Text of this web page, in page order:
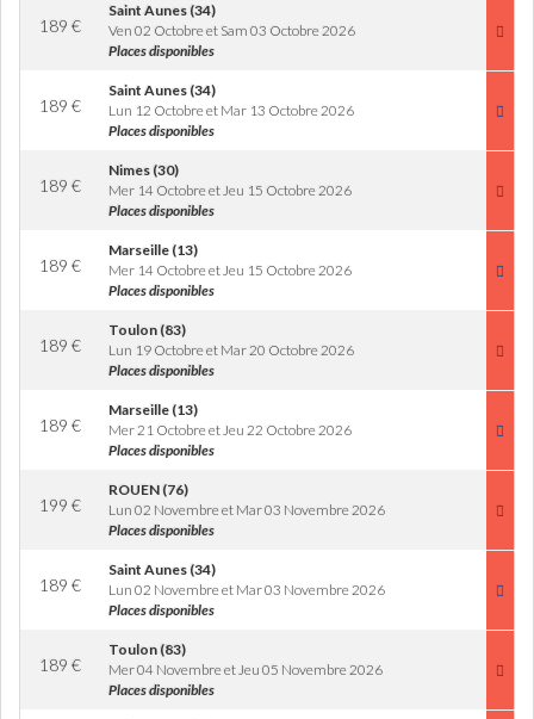
189 €
Saint Aunes (34)
Ven 02 Octobre et Sam 03 Octobre 2026
Places disponibles
189 €
Saint Aunes (34)
Lun 12 Octobre et Mar 13 Octobre 2026
Places disponibles
189 €
Nimes (30)
Mer 14 Octobre et Jeu 15 Octobre 2026
Places disponibles
189 €
Marseille (13)
Mer 14 Octobre et Jeu 15 Octobre 2026
Places disponibles
189 €
Toulon (83)
Lun 19 Octobre et Mar 20 Octobre 2026
Places disponibles
189 €
Marseille (13)
Mer 21 Octobre et Jeu 22 Octobre 2026
Places disponibles
199 €
ROUEN (76)
Lun 02 Novembre et Mar 03 Novembre 2026
Places disponibles
189 €
Saint Aunes (34)
Lun 02 Novembre et Mar 03 Novembre 2026
Places disponibles
189 €
Toulon (83)
Mer 04 Novembre et Jeu 05 Novembre 2026
Places disponibles